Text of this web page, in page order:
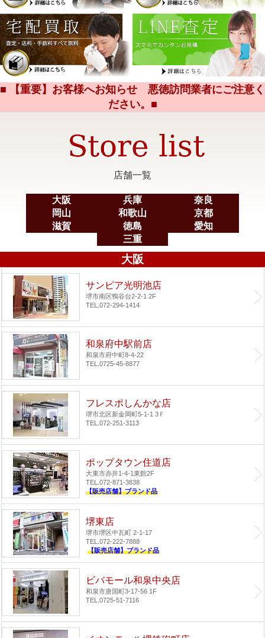
■ 【重要】お客様へお知らせ 悪徳訪問業者にご注意く
ださい。■
店舗一覧
大阪 兵庫
奈良
岡山
和歌山
京都
滋賀
徳島
愛知
三重
大阪
サンピア光明池店
堺市南区鴨谷台2-2-1 2F
TEL.072-294-1414
和泉府中駅前店
和泉市府中町8-4-22
TEL.0725-45-8877
フレスポしんかな店
堺市北区新金岡町5-1-1 3Ｆ
TEL.072-251-3113
ポップタウン住道店
大東市赤井1-4-1東館2F
TEL.072-871-3838
【販売店舗】ブランド品
堺東店
堺市堺区中瓦町 2-1-17
TEL.072-222-7888
【販売店舗】ブランド品
ビバモール和泉中央店
和泉市唐国町3-17-56 1F
TEL.0725-51-7116